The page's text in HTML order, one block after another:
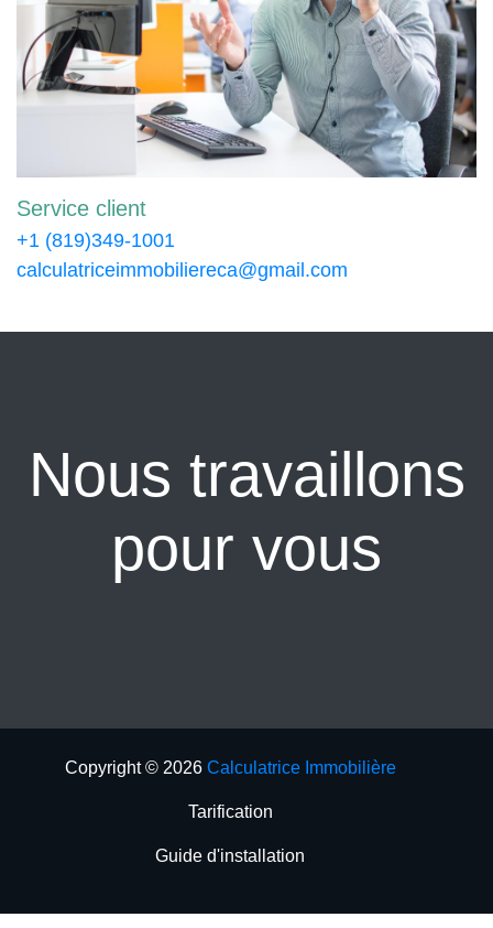
Service client
+1 (819)349-1001
calculatriceimmobiliereca@gmail.com
Nous travaillons
pour vous
Copyright © 2026 Calculatrice Immobilière
Tarification
Guide d'installation